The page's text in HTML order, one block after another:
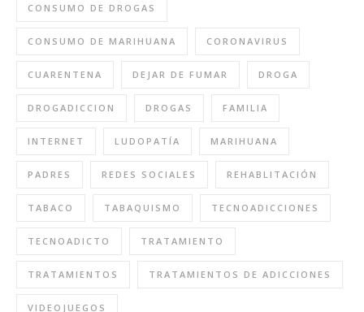
CONSUMO DE DROGAS
CONSUMO DE MARIHUANA CORONAVIRUS
CUARENTENA DEJAR DE FUMAR DROGA
DROGADICCION DROGAS FAMILIA
INTERNET LUDOPATÍA MARIHUANA
PADRES REDES SOCIALES REHABLITACIÓN
TABACO TABAQUISMO TECNOADICCIONES
TECNOADICTO TRATAMIENTO
TRATAMIENTOS TRATAMIENTOS DE ADICCIONES
VIDEOJUEGOS